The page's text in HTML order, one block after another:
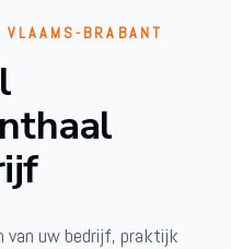
BRABANT
van uw bedrijf, praktijk